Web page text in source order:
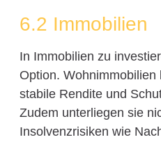
6.2 Immobilien
In Immobilien zu
Option.
stabile Rendite und
Zudem unterliegen sie
Insolvenzrisiken wie